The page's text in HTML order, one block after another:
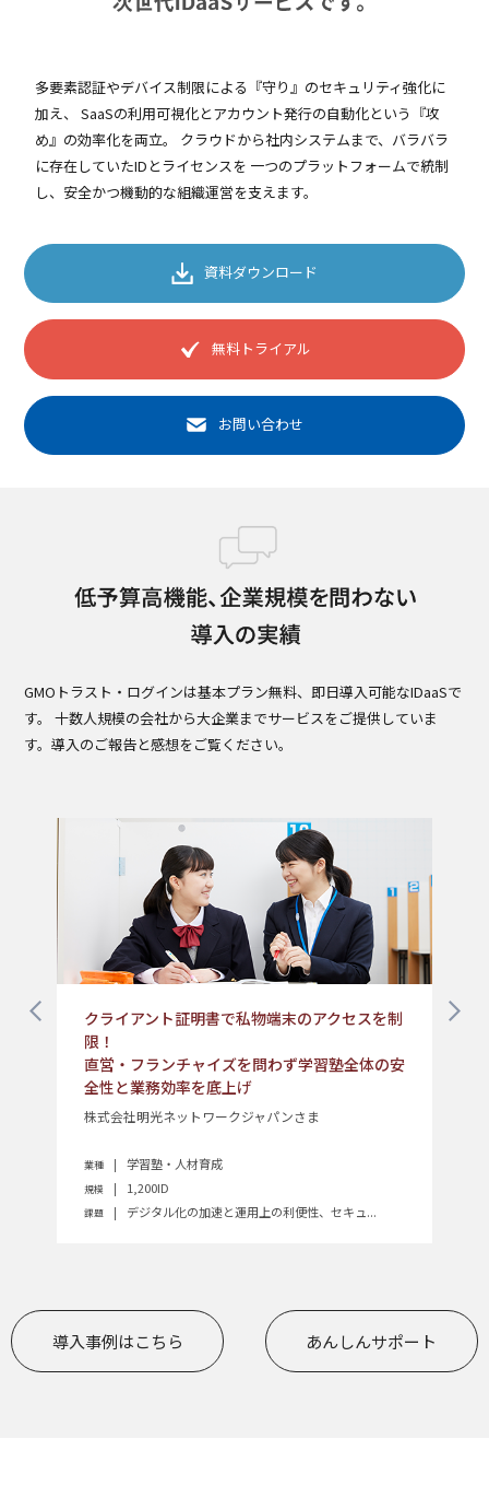
多要素認証やデバイス制限による『守り』のセキュリティ強化に
加え、 SaaSの利用可視化とアカウント発行の自動化という『攻
め』の効率化を両立。
クラウドから社内システムまで、バラバラ
に存在していたIDとライセンスを 一つのプラットフォームで統制
し、安全かつ機動的な組織運営を支えます。
資料ダウンロード
無料トライアル
お問い合わせ
GMOトラスト・ログインは基本プラン無料、即日導入可能なIDaaSで
す。
十数人規模の会社から大企業までサービスをご提供していま
す。導入のご報告と感想をご覧ください。
クライアント証明書で私物端末のアクセスを制
限！
直営・フランチャイズを問わず学習塾全体の安
全性と業務効率を底上げ
株式会社明光ネットワークジャパンさま
業種 学習塾・人材育成
規模 1,200ID
課題 デジタル化の加速と運用上の利便性、セキュ...
建
導入事例はこちら あんしんサポート